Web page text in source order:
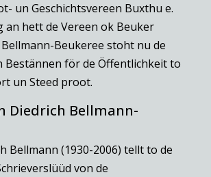
un Geschichtsvereen Buxthu e.
an hett de Vereen ok Beuker
Beukeree stoht nu de
Bestännen för de Öffentlichkeit to
un Steed proot.
Diedrich Bellmann-
Bellmann (1930-2006) tellt to de
von de